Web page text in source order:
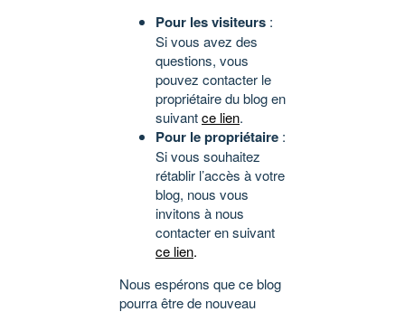
Pour les visiteurs :
Si vous avez des
questions, vous
pouvez contacter le
propriétaire du blog en
suivantce lien.
Pour le propriétaire :
Si vous souhaitez
rétablir l’accès à votre
blog, nous vous
invitons à nous
contacter en suivant
ce lien.
Nous espérons que ce blog
pourra être de nouveau